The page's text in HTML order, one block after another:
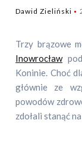
Dawid Zieliński
Trzy brązowe
Inowrocław
Koninie. Choć
głównie ze
powodów
zdołali stanąć